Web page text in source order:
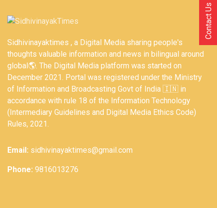
Sidhivinayaktimes , a Digital Media sharing people's
thoughts valuable information and news in bilingual around
global🌎. The Digital Media platform was started on
December 2021. Portal was registered under the Ministry
of Information and Broadcasting Govt of India 🇮🇳 in
accordance with rule 18 of the Information Technology
(Intermediary Guidelines and Digital Media Ethics Code)
Rules, 2021.
Email: sidhivinayaktimes@gmail.com
Phone: 9816013276
Contact Us